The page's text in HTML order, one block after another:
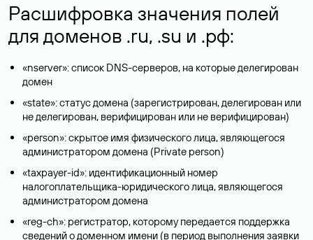
Расшифровка значения полей
для доменов .ru, .su и .рф:
«nserver»: список DNS-серверов, на которые делегирован
домен
«state»: статус домена (зарегистрирован, делегирован или
не делегирован, верифицирован или не верифицирован)
«person»: скрытое имя физического лица, являющегося
администратором домена (Privatе person)
«taxpayer-id»: идентификационный номер
налогоплательщика-юридического лица, являющегося
администратором домена
«reg-ch»: регистратор, которому передается поддержка
сведений о доменном имени (в период выполнения заявки